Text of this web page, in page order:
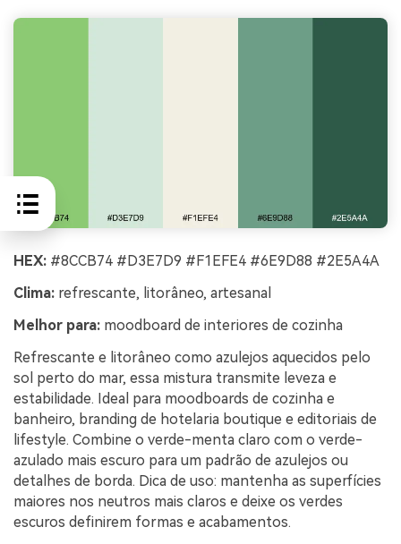
HEX: #8CCB74 #D3E7D9 #F1EFE4 #6E9D88 #2E5A4A
Clima: refrescante, litorâneo, artesanal
Melhor para: moodboard de interiores de cozinha
Refrescante e litorâneo como azulejos aquecidos pelo
sol perto do mar, essa mistura transmite leveza e
estabilidade. Ideal para moodboards de cozinha e
banheiro, branding de hotelaria boutique e editoriais de
lifestyle. Combine o verde-menta claro com o verde-
azulado mais escuro para um padrão de azulejos ou
detalhes de borda. Dica de uso: mantenha as superfícies
maiores nos neutros mais claros e deixe os verdes
escuros definirem formas e acabamentos.